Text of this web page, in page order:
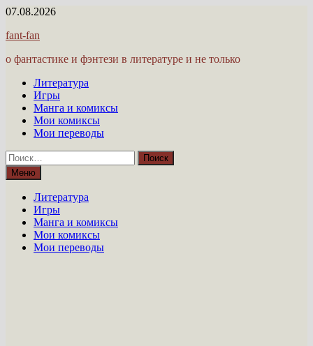
Перейти
содержимому
07.08.2026
fant-fan
о фантастике и фэнтези в литературе и не только
Литература
Игры
Манга и комиксы
Мои комиксы
Мои переводы
Найти:
Меню
Литература
Игры
Манга и комиксы
Мои комиксы
Мои переводы